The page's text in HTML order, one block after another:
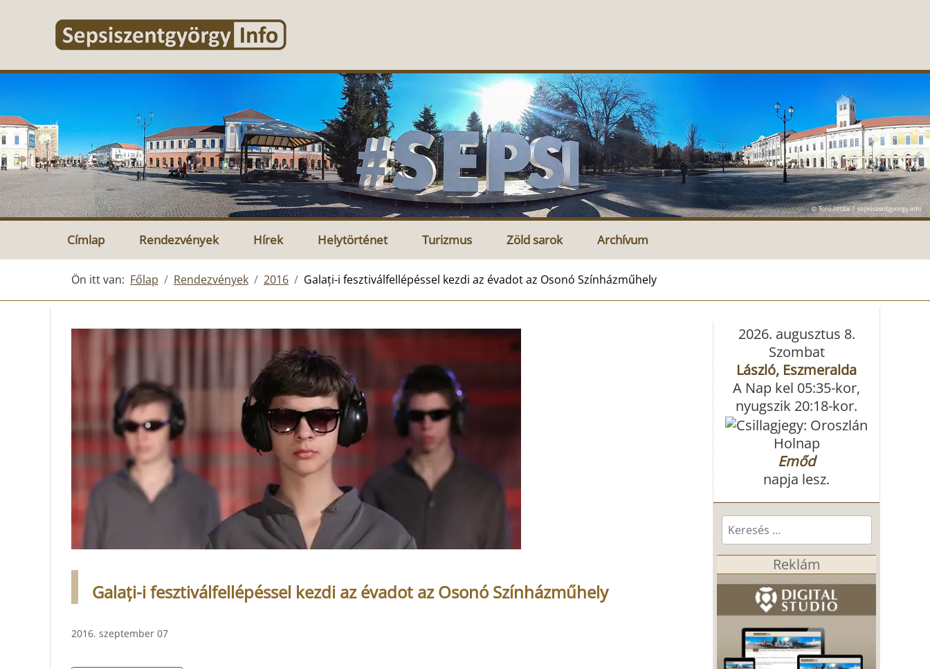
Címlap Rendezvények Hírek Helytörténet Turizmus Zöld sarok Archívum
Ön itt van: Főlap Rendezvények 2016 Galați-i fesztiválfellépéssel kezdi az évadot az Osonó Színházműhely
Galați-i fesztiválfellépéssel kezdi az évadot az Osonó Színházműhely
2016. szeptember 07
2026. augusztus 8.
Szombat
László, Eszmeralda
A Nap kel 05:35-kor,
nyugszik 20:18-kor.
Holnap
Emőd
napja lesz.
Keresés...
Reklám